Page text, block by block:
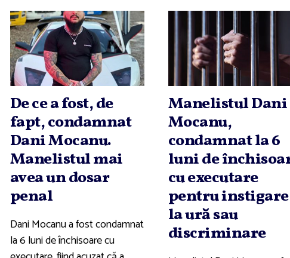
De ce a fost, de
fapt, condamnat
Dani Mocanu.
Manelistul mai
avea un dosar
penal
Dani Mocanu a fost condamnat
la 6 luni de închisoare cu
Manelistul Dani
Mocanu,
condamnat la 6
luni de
cu executare
pentru instigare
la ură sau
discriminare